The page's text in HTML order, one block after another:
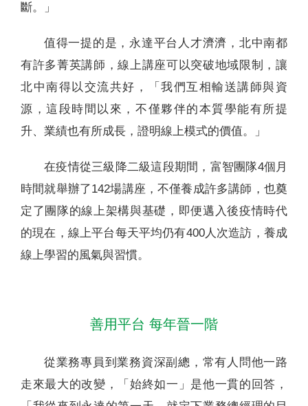
斷。」
值得一提的是，永達平台人才濟濟，北中南都
有許多菁英講師，線上講座可以突破地域限制，讓
北中南得以交流共好，「我們互相輸送講師與資
源，這段時間以來，不僅夥伴的本質學能有所提
升、業績也有所成長，證明線上模式的價值。」
在疫情從三級降二級這段期間，富智團隊4個月
時間就舉辦了142場講座，不僅養成許多講師，也奠
定了團隊的線上架構與基礎，即便邁入後疫情時代
的現在，線上平台每天平均仍有400人次造訪，養成
線上學習的風氣與習慣。
善用平台 每年晉一階
從業務專員到業務資深副總，常有人問他一路
走來最大的改變，「始終如一」是他一貫的回答，